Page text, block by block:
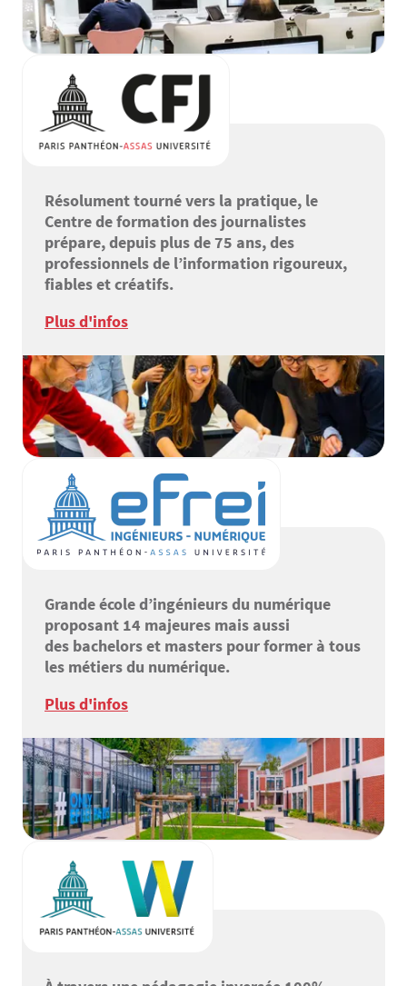
Résolument tourné vers la pratique, le
Centre de formation des journalistes
prépare, depuis plus de 75 ans, des
professionnels de l’information rigoureux,
fiables et créatifs.
Plus d'infos
Grande école d’ingénieurs du numérique
proposant 14 majeures mais aussi
des bachelors et masters pour former à tous
les métiers du numérique.
Plus d'infos